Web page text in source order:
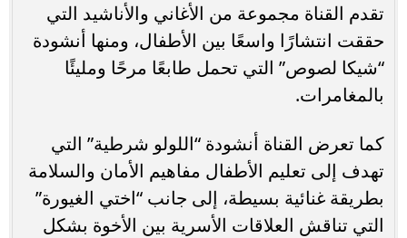
تقدم القناة مجموعة من الأغاني والأناشيد التي
حققت انتشارًا واسعًا بين الأطفال، ومنها أنشودة
“شيكا لصوص” التي تحمل طابعًا مرحًا ومليئًا
بالمغامرات.
كما تعرض القناة أنشودة “اللولو شرطية” التي
تهدف إلى تعليم الأطفال مفاهيم الأمان والسلامة
بطريقة غنائية بسيطة، إلى جانب “اختي الغيورة”
التي تناقش العلاقات الأسرية بين الأخوة بشكل